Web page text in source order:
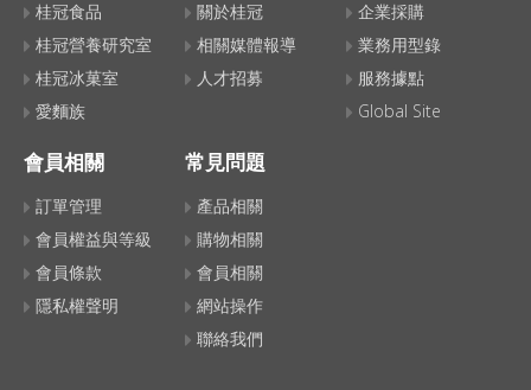
桂冠食品
桂冠營養研究室
桂冠冰菓室
愛麵族
關於桂冠
相關媒體報導
人才招募
企業採購
業務用型錄
服務據點
Global Site
會員相關
訂單管理
會員權益與等級
會員條款
隱私權聲明
常見問題
產品相關
購物相關
會員相關
網站操作
聯絡我們